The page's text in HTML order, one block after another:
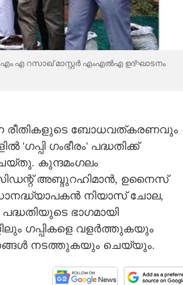
എം എ റസാഖ് മാസ്റ്റർ എംഎൽഎ ഉദ്ഘാടനം
രീതികളുടെ ബോധവത്കരണവും
ഗംഭീരം' പദ്ധതിക്ക്
കുന്ദമംഗലം
അബ്ദുറഹിമാൻ, ഉനൈസ്
നിയാസ് ചോല,
ഭാഗമായി
ഗപ്പികളെ വളർത്തുകയും
നടത്തുകയും ചെയ്യും.